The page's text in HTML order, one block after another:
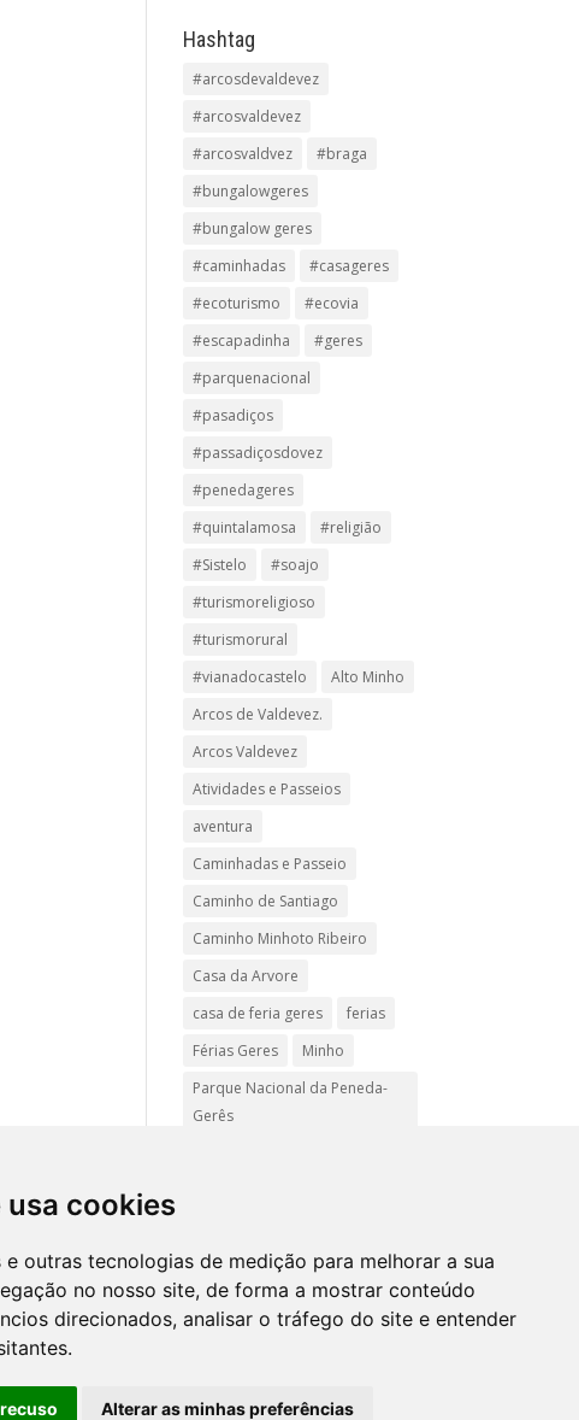
usa cookies
outras tecnologias de medição para melhorar a sua
no nosso site, de forma a mostrar conteúdo
direcionados, analisar o tráfego do site e entender
Alterar as minhas preferências
Hashtag
#arcosdevaldevez
#arcosvaldevez
#arcosvaldvez
#braga
#bungalowgeres
#bungalow geres
#caminhadas
#casageres
#ecoturismo
#ecovia
#escapadinha
#geres
#parquenacional
#pasadiços
#passadiçosdovez
#penedageres
#quintalamosa
#religião
#Sistelo
#soajo
#turismoreligioso
#turismorural
#vianadocastelo
Alto Minho
Arcos de Valdevez.
Arcos Valdevez
Atividades e Passeios
aventura
Caminhadas e Passeio
Caminho de Santiago
Caminho Minhoto Ribeiro
Casa da Arvore
casa de feria geres
ferias
Férias Geres
Minho
Parque Nacional da Peneda-
Gerês
Turismo Rural Gerês
| Mapasite